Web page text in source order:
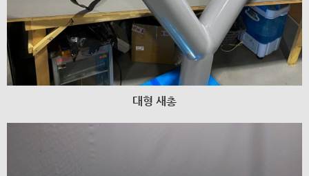
대형 새총